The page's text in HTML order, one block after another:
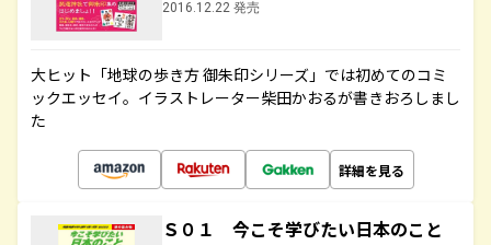
2016.12.22 発売
大ヒット「地球の歩き方 御朱印シリーズ」では初めてのコミ
ックエッセイ。イラストレーター柴田かおるが書きおろしまし
た
詳細を見る
Ｓ０１ 今こそ学びたい日本のこと